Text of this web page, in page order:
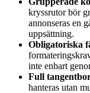
kryssrutor bör
annonseras en
uppsättning.
Obligatoriska
inte enbart
Full
hanteras utan